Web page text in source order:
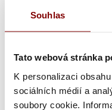
Souhlas
Tato webová stránka
K personalizaci
sociálních médií a
soubory cookie.
47 (UK
(1 ks)
Skladom U vás